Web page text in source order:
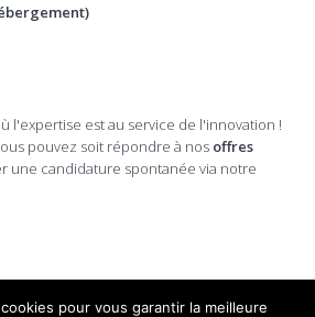
l'expertise est au service de l'innovation !
pouvez soit répondre à nos offres
une candidature spontanée via notre
pour vous garantir la meilleure